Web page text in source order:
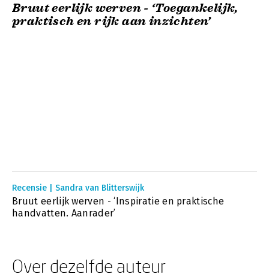
Bruut eerlijk werven - ‘Toegankelijk,
praktisch en rijk aan inzichten’
Recensie | Sandra van Blitterswijk
Bruut eerlijk werven - ‘Inspiratie en praktische
handvatten. Aanrader’
Over dezelfde auteur